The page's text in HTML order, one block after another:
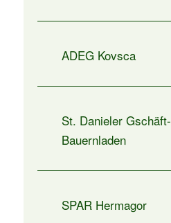
ADEG Kovsca
St. Danieler Gschäft-
Bauernladen
SPAR Hermagor